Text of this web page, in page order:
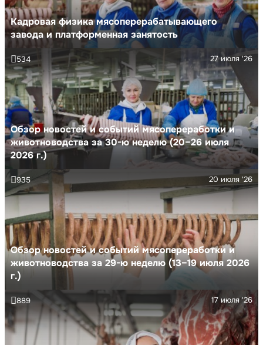
Кадровая физика мясоперерабатывающего
завода и платформенная занятость
Обзор новостей и событий мясопереработки и
животноводства за 30-ю неделю (20–26 июля
2026 г.)
27 июля '26
534
Обзор новостей и событий мясопереработки и
животноводства за 29-ю неделю (13–19 июля 2026
г.)
20 июля '26
935
17 июля '26
889